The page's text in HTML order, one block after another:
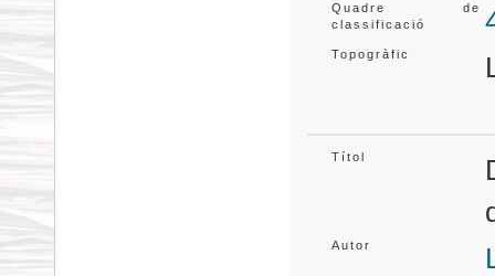
Quadre de
classificació
Topogràfic
Títol
Autor